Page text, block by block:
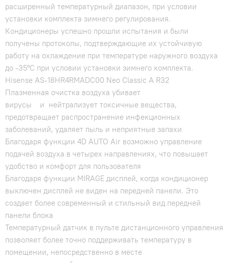
расширенный температурный диапазон, при условии
установки комплекта зимнего регулирования.
Кондиционеры успешно прошли испытания и были
получены протоколы, подтверждающие их устойчивую
работу на охлаждение при температуре наружного воздуха
до -35°С при условии установки зимнего комплекта.
Hisense AS-18HR4RMADC00 Neo Classic A R32
Плазменная очистка воздуха убивает
вирусы и нейтрализует токсичные вещества,
предотвращает распространение инфекционных
заболеваний, удаляет пыль и неприятные запахи
Благодаря функции 4D AUTO Air возможно управление
подачей воздуха в четырех направлениях, что повышает
удобство и комфорт для пользователя
Благодаря функции MIRAGE дисплей, когда кондиционер
выключен дисплей не виден на передней панели. Это
создает более современный и стильный вид передней
панели блока
Температурный датчик в пульте дистанционного управления
позволяет более точно поддерживать температуру в
помещении, непосредственно в месте